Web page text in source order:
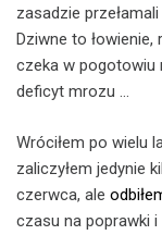
zasadzie
Dziwne to łowienie,
czeka w pogotowiu
deficyt mrozu …
Wróciłem po wielu
zaliczyłem jedynie
czerwca, ale
czasu na poprawki